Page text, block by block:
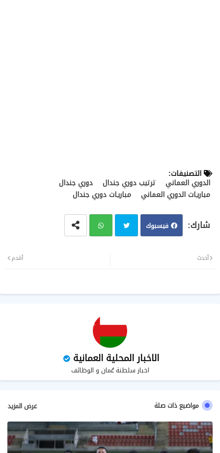
التصنيفات:
الدوري العماني ترتيب دوري جندال
دوري جندال
مباريات الدوري العماني
مباريات دوري جندال
فيسبوك
ب
أحدث أقدم
الاخبار المحلية العمانية
اخبار سلطنة عُمان و الوظائف
مواضيع ذات صلة عرض المزيد